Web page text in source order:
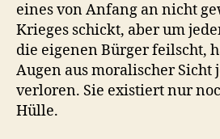
eines von Anfang an nicht
Krieges schickt, aber um
die eigenen Bürger feilscht,
Augen aus moralischer
verloren. Sie existiert nur
Hülle.